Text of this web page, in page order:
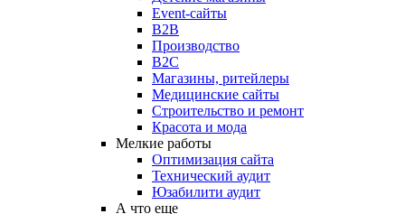
Event-сайты
B2B
Производство
B2C
Магазины, ритейлеры
Медицинские сайты
Строительство и ремонт
Красота и мода
Мелкие работы
Оптимизация сайта
Технический аудит
Юзабилити аудит
А что еще